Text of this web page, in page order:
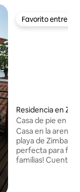
Favorito entre
Favorito entre
Residencia en
Casa de pie en la
Zimbabue,
Casa en la arena,
playa de
perfecta para
familias! Cuenta